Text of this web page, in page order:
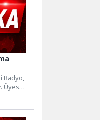
Radyo,
Üyesi